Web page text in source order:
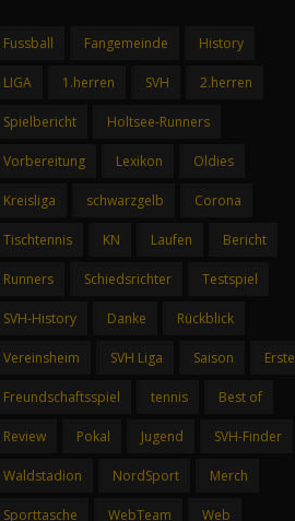
Fussball Fangemeinde History
LIGA 1.herren SVH 2.herren
Spielbericht Holtsee-Runners
Vorbereitung Lexikon Oldies
Kreisliga schwarzgelb Corona
Tischtennis KN Laufen Bericht
Runners Schiedsrichter Testspiel
SVH-History Danke Rückblick
Vereinsheim SVH Liga Saison Erste
Freundschaftsspiel tennis Best of
Review Pokal Jugend SVH-Finder
Waldstadion NordSport Merch
Sporttasche WebTeam Web